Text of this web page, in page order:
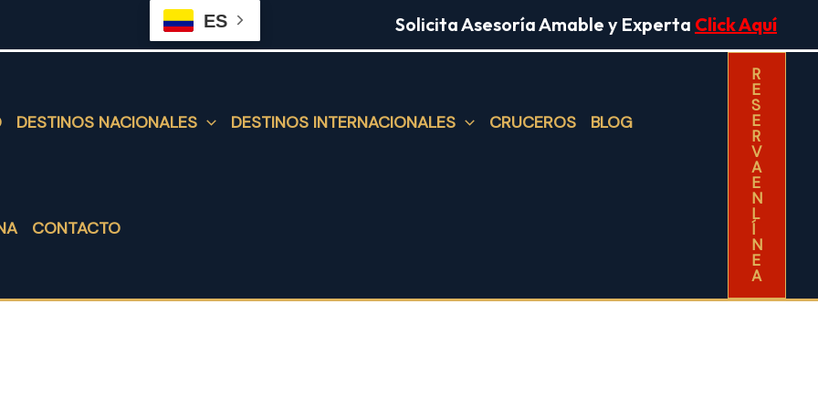
ES Solicita Asesoría Amable y Experta Click Aquí
DESTINOS NACIONALES DESTINOS INTERNACIONALES CRUCEROS BLOG
CONTACTO
R
E
S
E
R
V
A
E
N
L
Í
N
E
A